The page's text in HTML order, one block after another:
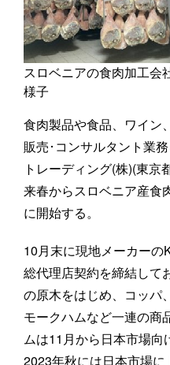
スロベニアの食肉加工会
様子
食肉製品や食品、ワイン
販売･コンサルタント業
トレーディング(株)(東京
来春からスロベニア産食
に開始する。
10月末に現地メーカー
総代理店契約を締結して
の原木をはじめ、コッパ
モークハムなど一連の商
ムは11月から日本市場向
2023年秋には日本市場に